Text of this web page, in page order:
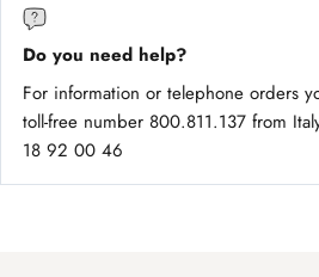
Do you need help?
For information or telephone orders
toll-free number 800.811.137 from
18 92 00 46